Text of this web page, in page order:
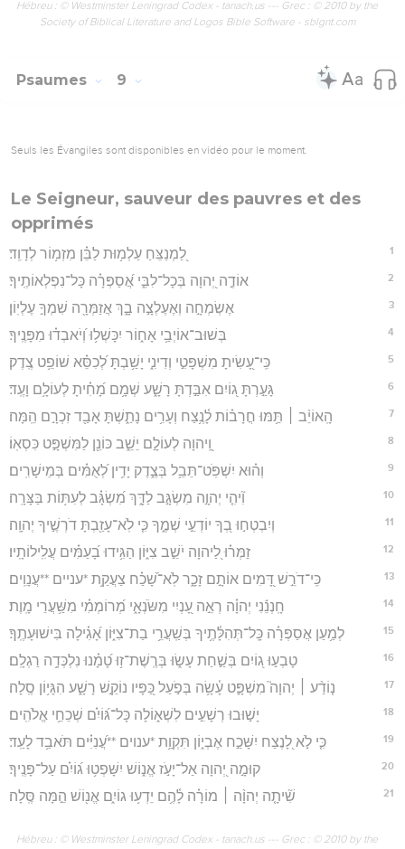
Hébreu : © Westminster Leningrad Codex - tanach.us --- Grec : © 2010 by the
Society of Biblical Literature and Logos Bible Software - sblgnt.com
Psaumes 9
Seuls les Évangiles sont disponibles en vidéo pour le moment.
Le Seigneur, sauveur des pauvres et des
opprimés
1 לַ֭מְנַצֵּחַ עַלְמ֥וּת לַבֵּ֗ן מִזְמ֥וֹר לְדָוִֽד׃
2 אוֹדֶ֣ה יְ֭הוָה בְּכָל־לִבִּ֑י אֲ֝סַפְּרָ֗ה כָּל־נִפְלְאוֹתֶֽיךָ׃
3 אֶשְׂמְחָ֣ה וְאֶעֶלְצָ֣ה בָ֑ךְ אֲזַמְּרָ֖ה שִׁמְךָ֣ עֶלְיֽוֹן׃
4 בְּשׁוּב־אוֹיְבַ֥י אָח֑וֹר יִכָּשְׁל֥וּ וְ֝יֹאבְד֗וּ מִפָּנֶֽיךָ׃
5 כִּֽי־עָ֭שִׂיתָ מִשְׁפָּטִ֣י וְדִינִ֑י יָשַׁ֥בְתָּ לְ֝כִסֵּ֗א שׁוֹפֵ֥ט צֶֽדֶק׃
6 גָּעַ֣רְתָּ ג֭וֹיִם אִבַּ֣דְתָּ רָשָׁ֑ע שְׁמָ֥ם מָ֝חִ֗יתָ לְעוֹלָ֥ם וָעֶֽד׃
7 הָֽאוֹיֵ֨ב ׀ תַּ֥מּוּ חֳרָב֗וֹת לָ֫נֶ֥צַח וְעָרִ֥ים נָתַ֑שְׁתָּ אָבַ֖ד זִכְרָ֣ם הֵֽמָּה׃
8 וַֽ֭יהוָה לְעוֹלָ֣ם יֵשֵׁ֑ב כּוֹנֵ֖ן לַמִּשְׁפָּ֣ט כִּסְאֽוֹ׃
9 וְה֗וּא יִשְׁפֹּֽט־תֵּבֵ֥ל בְּצֶ֑דֶק יָדִ֥ין לְ֝אֻמִּ֗ים בְּמֵישָׁרִֽים׃
10 וִ֘יהִ֤י יְהוָ֣ה מִשְׂגָּ֣ב לַדָּ֑ךְ מִ֝שְׂגָּ֗ב לְעִתּ֥וֹת בַּצָּרָֽה׃
11 וְיִבְטְח֣וּ בְ֭ךָ יוֹדְעֵ֣י שְׁמֶ֑ךָ כִּ֤י לֹֽא־עָזַ֖בְתָּ דֹרְשֶׁ֣יךָ יְהוָֽה׃
12 זַמְּר֗וּ לַ֭יהוָה יֹשֵׁ֣ב צִיּ֑וֹן הַגִּ֥ידוּ בָ֝עַמִּ֗ים עֲלִֽילוֹתָֽיו׃
13 כִּֽי־דֹרֵ֣שׁ דָּ֭מִים אוֹתָ֣ם זָכָ֑ר לֹֽא־שָׁ֝כַ֗ח צַעֲקַ֥ת *עניים **עֲנָוִֽים׃
14 חָֽנְנֵ֬נִי יְהוָ֗ה רְאֵ֣ה עָ֭נְיִי מִשֹּׂנְאָ֑י מְ֝רוֹמְמִ֗י מִשַּׁ֥עֲרֵי מָֽוֶת׃
15 לְמַ֥עַן אֲסַפְּרָ֗ה כָּֽל־תְּהִלָּ֫תֶ֥יךָ בְּשַֽׁעֲרֵ֥י בַת־צִיּ֑וֹן אָ֝גִ֗ילָה בִּישׁוּעָתֶֽךָ׃
16 טָבְע֣וּ ג֭וֹיִם בְּשַׁ֣חַת עָשׂ֑וּ בְּרֶֽשֶׁת־ז֥וּ טָ֝מָ֗נוּ נִלְכְּדָ֥ה רַגְלָֽם׃
17 נ֤וֹדַ֨ע ׀ יְהוָה֮ מִשְׁפָּ֪ט עָ֫שָׂ֥ה בְּפֹ֣עַל כַּ֭פָּיו נוֹקֵ֣שׁ רָשָׁ֑ע הִגָּי֥וֹן סֶֽלָה׃
18 יָשׁ֣וּבוּ רְשָׁעִ֣ים לִשְׁא֑וֹלָה כָּל־גּ֝וֹיִ֗ם שְׁכֵחֵ֥י אֱלֹהִֽים׃
19 כִּ֤י לֹ֣א לָ֭נֶצַח יִשָּׁכַ֣ח אֶבְי֑וֹן תִּקְוַ֥ת *ענוים **עֲ֝נִיִּ֗ים תֹּאבַ֥ד לָעַֽד׃
20 קוּמָ֣ה יְ֭הוָה אַל־יָעֹ֣ז אֱנ֑וֹשׁ יִשָּׁפְט֥וּ ג֝וֹיִ֗ם עַל־פָּנֶֽיךָ׃
21 שִׁ֘יתָ֤ה יְהוָ֨ה ׀ מוֹרָ֗ה לָ֫הֶ֥ם יֵדְע֥וּ גוֹיִ֑ם אֱנ֖וֹשׁ הֵ֣מָּה סֶּֽלָה׃
Hébreu : © Westminster Leningrad Codex - tanach.us --- Grec : © 2010 by the